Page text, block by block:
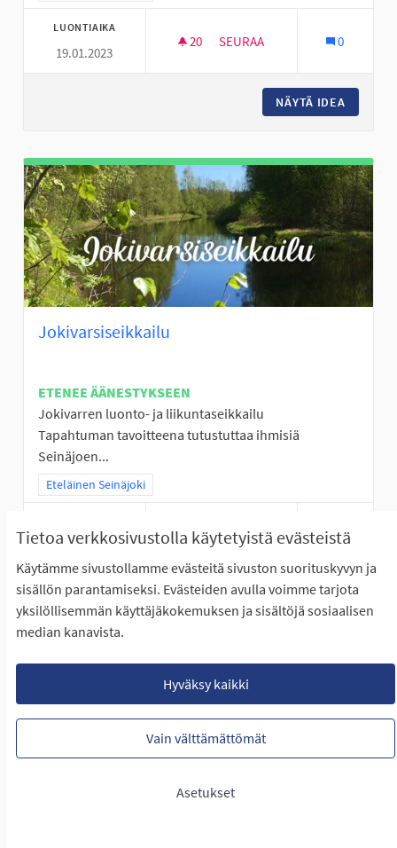
Tietoa verkkosivustolla käytetyistä evästeistä
Käytämme sivustollamme evästeitä sivuston suorituskyvyn ja
sisällön parantamiseksi. Evästeiden avulla voimme tarjota
yksilöllisemmän käyttäjäkokemuksen ja sisältöjä sosiaalisen
median kanavista.
Hyväksy kaikki
Vain välttämättömät
Asetukset
LUONTIAIKA
19.01.2023
20 20 SEURAAJAA
SEURAA 0
NÄYTÄ IDEA
Jokivarsiseikkailu
ETENEE ÄÄNESTYKSEEN
Jokivarren luonto- ja liikuntaseikkailu
Tapahtuman tavoitteena tutustuttaa ihmisiä
Seinäjoen...
Rajaa tulokset teeman mukaan: Eteläinen Seinäjoki
Eteläinen Seinäjoki
31.01.2023
20 20 SEURAAJAA
SEURAA
JOKIVARSISEIKKAILU
0
NÄYTÄ IDEA
Peräseinäjoen agility-radan valaistus
EI ETENE ÄÄNESTYKSEEN
radan valaiseminen. Alueella on jo...